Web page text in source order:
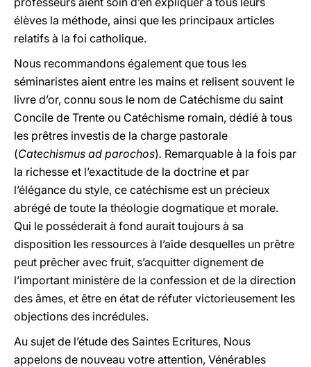
élèves la méthode, ainsi que les principaux articles
relatifs à la foi catholique.
Nous recommandons également que tous les
séminaristes aient entre les mains et relisent souvent le
livre d’or, connu sous le nom de Catéchisme du saint
Concile de Trente ou Catéchisme romain, dédié à tous
les prêtres investis de la charge pastorale
(Catechismus ad parochos). Remarquable à la fois par
la richesse et l’exactitude de la doctrine et par
l’élégance du style, ce catéchisme est un précieux
abrégé de toute la théologie dogmatique et morale.
Qui le posséderait à fond aurait toujours à sa
disposition les ressources à l’aide desquelles un prêtre
peut prêcher avec fruit, s’acquitter dignement de
l’important ministère de la confession et de la direction
des âmes, et être en état de réfuter victorieusement les
objections des incrédules.
Au sujet de l’étude des Saintes Ecritures, Nous
appelons de nouveau votre attention, Vénérables